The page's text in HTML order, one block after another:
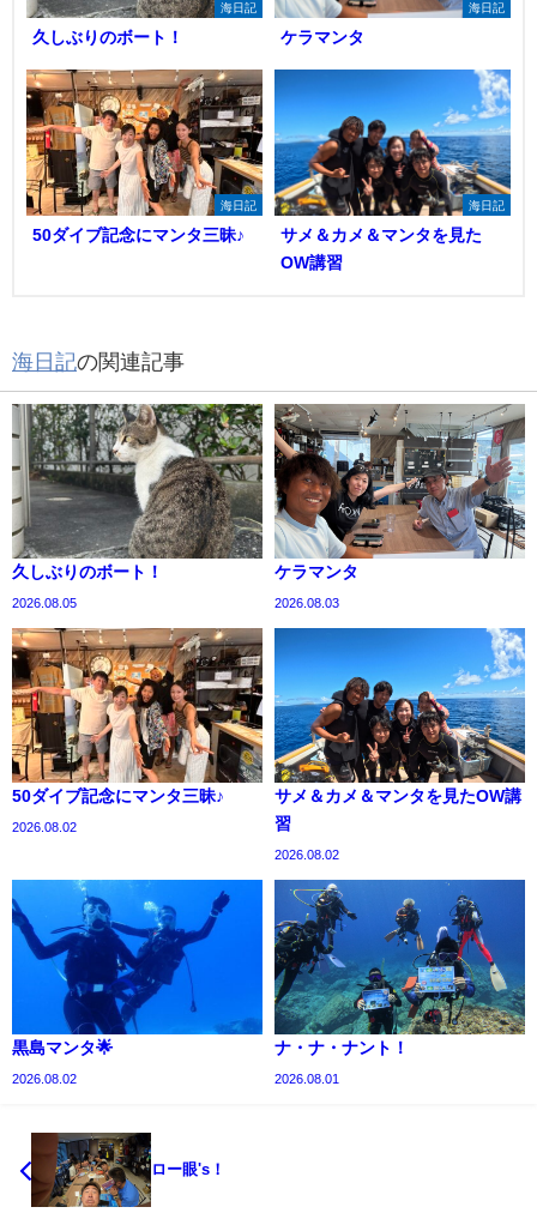
海日記
久しぶりのボート！
海日記
ケラマンタ
海日記
50ダイブ記念にマンタ三昧♪
海日記
サメ＆カメ＆マンタを見た
OW講習
海日記の関連記事
久しぶりのボート！
2026.08.05
ケラマンタ
2026.08.03
50ダイブ記念にマンタ三昧♪
2026.08.02
サメ＆カメ＆マンタを見たOW講
習
2026.08.02
黒島マンタ🌟
2026.08.02
ナ・ナ・ナント！
2026.08.01
ロー眼's！